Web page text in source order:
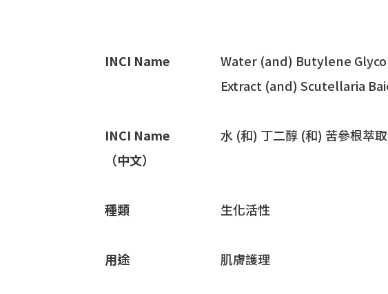
INCI Name
Water (and) Butylene
Extract (and) Scutellaria
INCI Name
（中文）
水 (和) 丁二醇 (和) 苦參根萃
種類 生化活性
用途 肌膚護理